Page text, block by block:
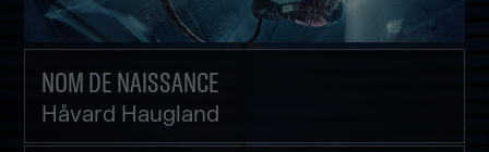
NOM DE NAISSANCE
Håvard Haugland